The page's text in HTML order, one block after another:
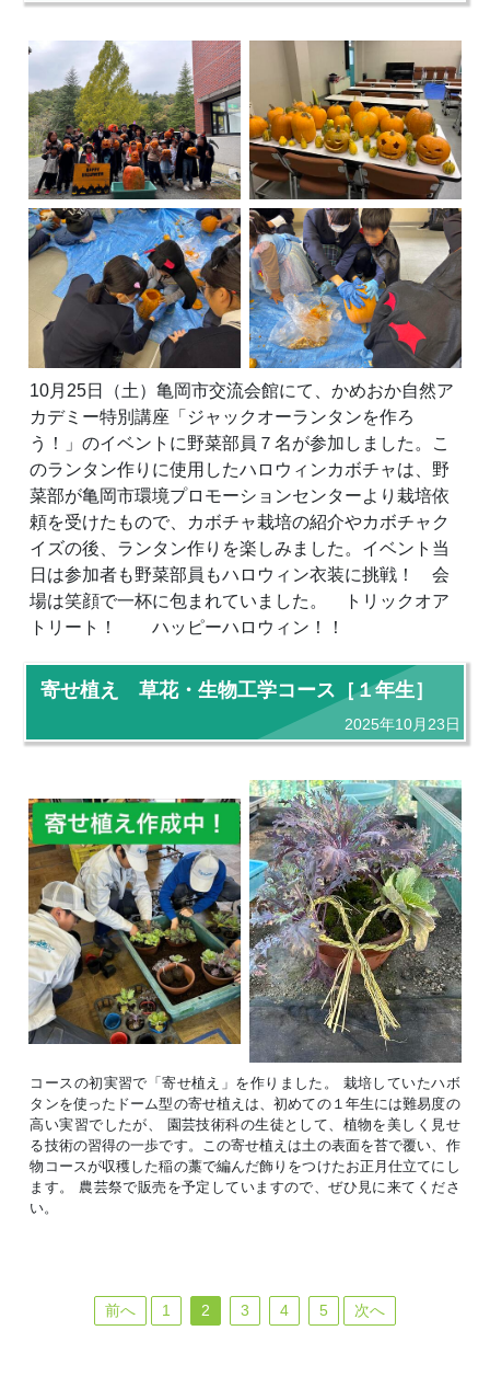
10月25日（土）亀岡市交流会館にて、かめおか自然ア
カデミー特別講座「ジャックオーランタンを作ろ
う！」のイベントに野菜部員７名が参加しました。こ
のランタン作りに使用したハロウィンカボチャは、野
菜部が亀岡市環境プロモーションセンターより栽培依
頼を受けたもので、カボチャ栽培の紹介やカボチャク
イズの後、ランタン作りを楽しみました。イベント当
日は参加者も野菜部員もハロウィン衣装に挑戦！ 会
場は笑顔で一杯に包まれていました。 トリックオア
トリート！ ハッピーハロウィン！！
寄せ植え 草花・生物工学コース［１年生］
2025年10月23日
コースの初実習で「寄せ植え」を作りました。 栽培していたハボ
タンを使ったドーム型の寄せ植えは、初めての１年生には難易度の
高い実習でしたが、 園芸技術科の生徒として、植物を美しく見せ
る技術の習得の一歩です。この寄せ植えは土の表面を苔で覆い、作
物コースが収穫した稲の藁で編んだ飾りをつけたお正月仕立てにし
ます。 農芸祭で販売を予定していますので、ぜひ見に来てくださ
い。
前へ 1 2 3 4 5 次へ